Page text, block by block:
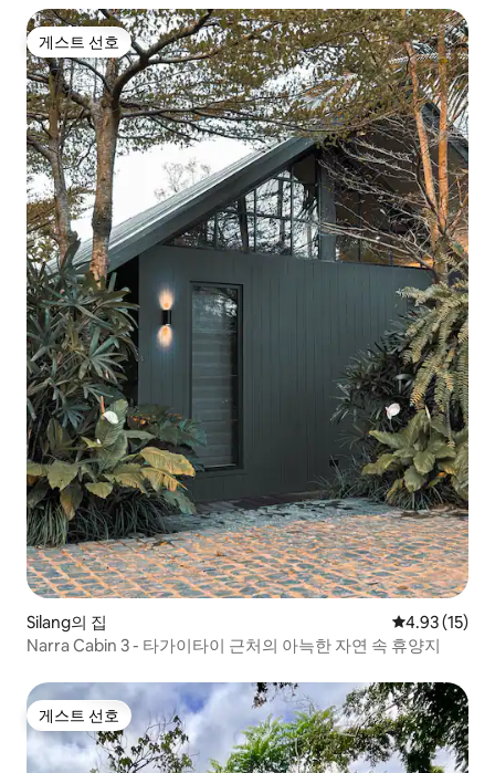
게스트 선호
게스트 선호
Silang의 집 평점 4.93점
4.93 (15)
Narra Cabin 3 - 타가이타이 근처의 아늑한 자연 속 휴양지
게스트 선호
게스트 선호